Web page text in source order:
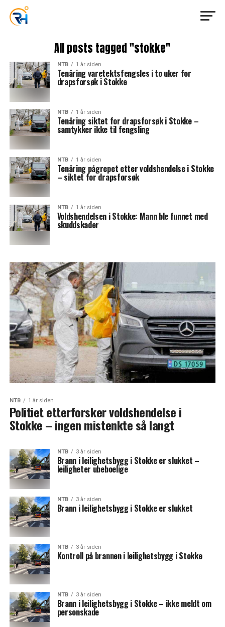
All posts tagged "stokke"
NTB 1 år siden
Tenåring varetektsfengsles i to uker for
drapsforsøk i Stokke
NTB 1 år siden
Tenåring siktet for drapsforsøk i Stokke –
samtykker ikke til fengsling
NTB 1 år siden
Tenåring pågrepet etter voldshendelse i Stokke
– siktet for drapsforsøk
NTB 1 år siden
Voldshendelsen i Stokke: Mann ble funnet med
skuddskader
NTB 1 år siden
Politiet etterforsker voldshendelse i
Stokke – ingen mistenkte så langt
NTB 3 år siden
Brann i leilighetsbygg i Stokke er slukket –
leiligheter ubeboelige
NTB 3 år siden
Brann i leilighetsbygg i Stokke er slukket
NTB 3 år siden
Kontroll på brannen i leilighetsbygg i Stokke
NTB 3 år siden
Brann i leilighetsbygg i Stokke – ikke meldt om
personskade